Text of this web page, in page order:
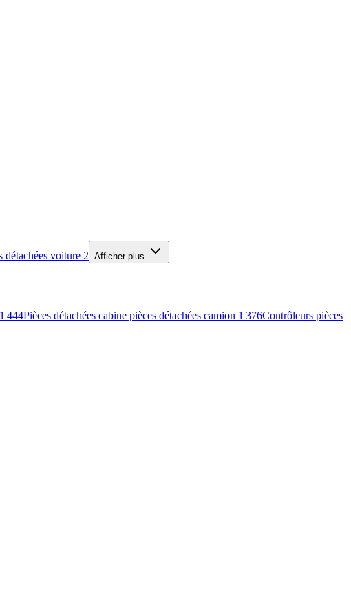
détachées voiture 2 Afficher plus
1 444Pièces détachées cabine pièces détachées camion 1 376Contrôleurs pièces